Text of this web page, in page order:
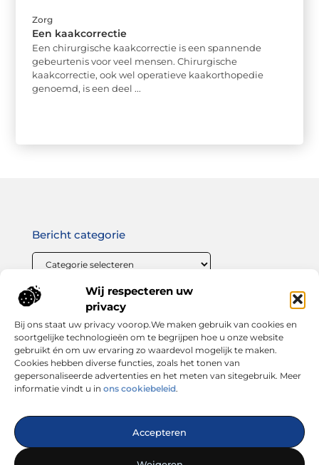
Wij respecteren uw
privacy
Bij ons staat uw privacy voorop.We maken gebruik van cookies en
soortgelijke technologieën om te begrijpen hoe u onze website
gebruikt én om uw ervaring zo waardevol mogelijk te maken.
Cookies hebben diverse functies, zoals het tonen van
gepersonaliseerde advertenties en het meten van sitegebruik. Meer
informatie vindt u in ons cookiebeleid.
Accepteren
Zorg
Een kaakcorrectie
Een chirurgische kaakcorrectie is een spannende
gebeurtenis voor veel mensen. Chirurgische
kaakcorrectie, ook wel operatieve kaakorthopedie
genoemd, is een deel ...
Dé plek voor inspiratie, tips en trends
— Laat je verrassen door inspirerende blogs, handige
adviezen en interessante artikelen. Alles wat je zoekt op één
Onze informatie
Bericht categorie